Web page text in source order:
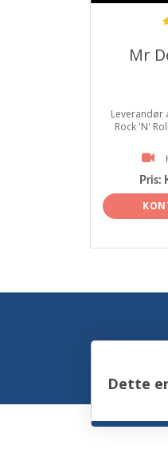
Mr
Leverandør
Rock 'N'
Pris:
Dette